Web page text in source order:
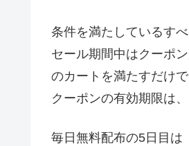
条件を満たしているす
セール期間中はクーポ
のカートを満たすだけ
クーポンの有効期限は
毎日無料配布の5日目は